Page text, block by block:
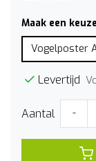
Maak een
Vogelposter
Levertijd
Aantal -